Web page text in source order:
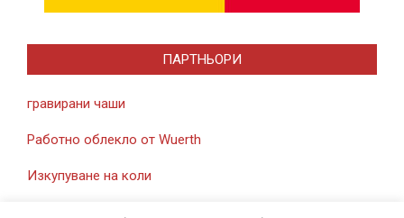
ПАРТНЬОРИ
гравирани чаши
Работно облекло от Wuerth
Изкупуване на коли